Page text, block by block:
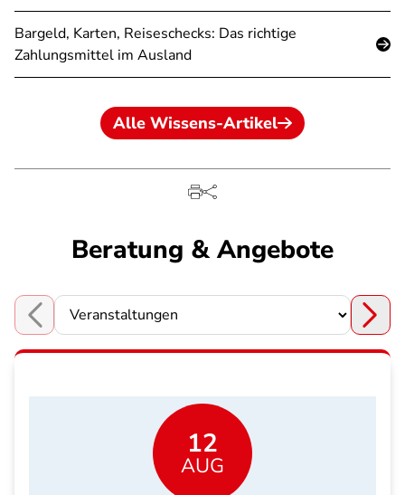
Bargeld, Karten, Reiseschecks: Das richtige
Zahlungsmittel im Ausland
Alle Wissens-Artikel
Beratung & Angebote
Choose a section
12
AUG